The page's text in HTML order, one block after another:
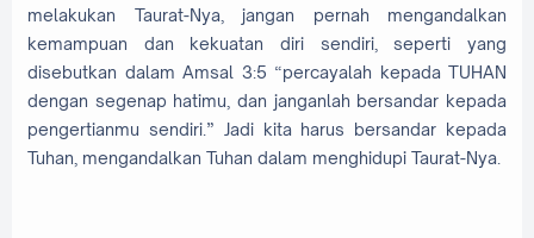
melakukan Taurat-Nya, jangan pernah mengandalkan
kemampuan dan kekuatan diri sendiri, seperti yang
disebutkan dalam Amsal 3:5 “percayalah kepada TUHAN
dengan segenap hatimu, dan janganlah bersandar kepada
pengertianmu sendiri.” Jadi kita harus bersandar kepada
Tuhan, mengandalkan Tuhan dalam menghidupi Taurat-Nya.